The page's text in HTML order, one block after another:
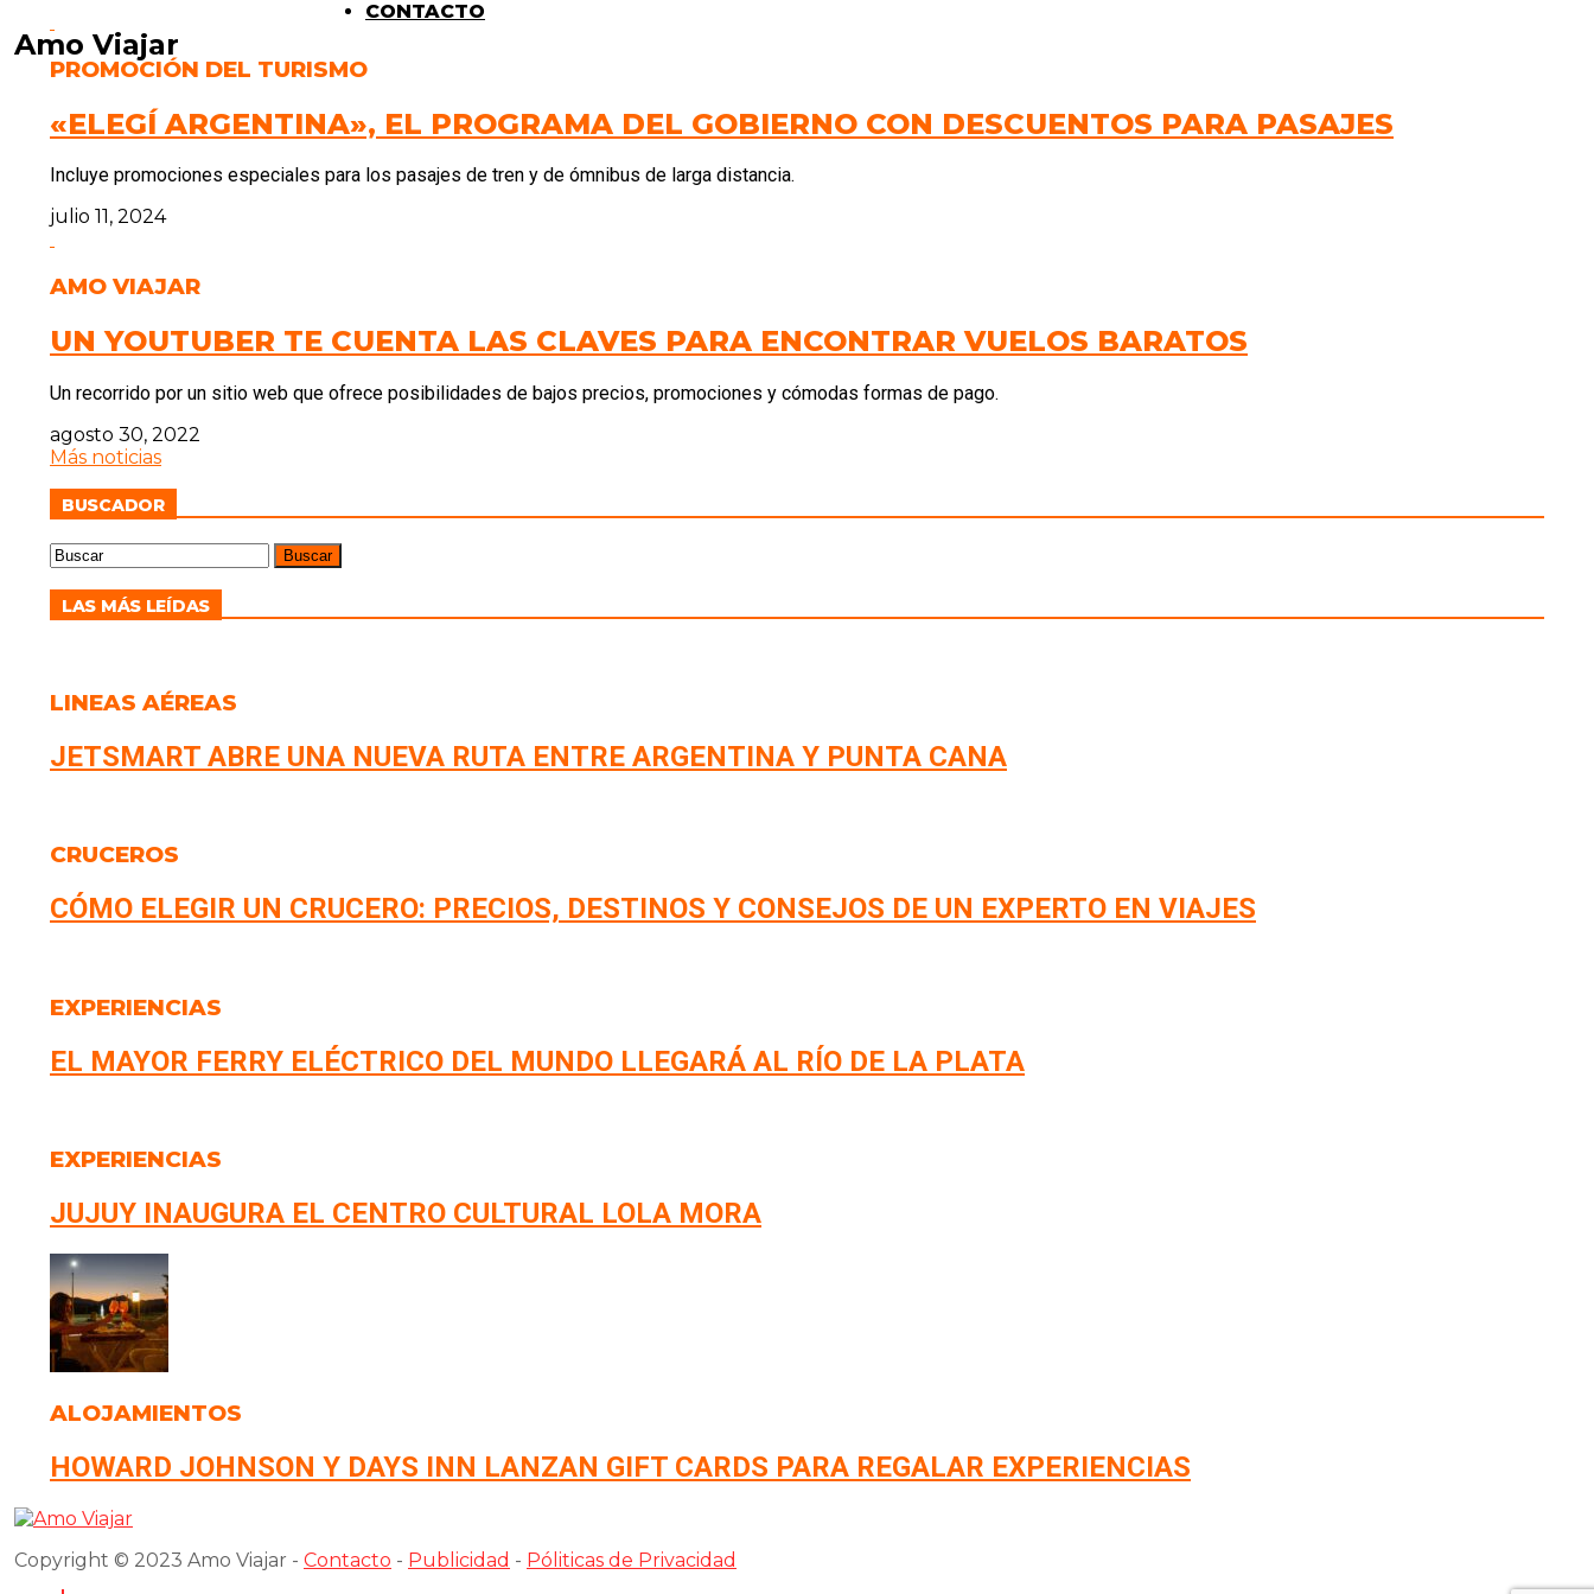
Amo Viajar
CONTACTO
PROMOCIÓN DEL TURISMO
«ELEGÍ ARGENTINA», EL PROGRAMA DEL GOBIERNO CON DESCUENTOS PARA PASAJES
Incluye promociones especiales para los pasajes de tren y de ómnibus de larga distancia.
julio 11, 2024
AMO VIAJAR
UN YOUTUBER TE CUENTA LAS CLAVES PARA ENCONTRAR VUELOS BARATOS
Un recorrido por un sitio web que ofrece posibilidades de bajos precios, promociones y cómodas formas de pago.
agosto 30, 2022
Más noticias
BUSCADOR
LAS MÁS LEÍDAS
LINEAS AÉREAS
JETSMART ABRE UNA NUEVA RUTA ENTRE ARGENTINA Y PUNTA CANA
CRUCEROS
CÓMO ELEGIR UN CRUCERO: PRECIOS, DESTINOS Y CONSEJOS DE UN EXPERTO EN VIAJES
EXPERIENCIAS
EL MAYOR FERRY ELÉCTRICO DEL MUNDO LLEGARÁ AL RÍO DE LA PLATA
EXPERIENCIAS
JUJUY INAUGURA EL CENTRO CULTURAL LOLA MORA
ALOJAMIENTOS
HOWARD JOHNSON Y DAYS INN LANZAN GIFT CARDS PARA REGALAR EXPERIENCIAS
Copyright © 2023 Amo Viajar - Contacto - Publicidad - Póliticas de Privacidad